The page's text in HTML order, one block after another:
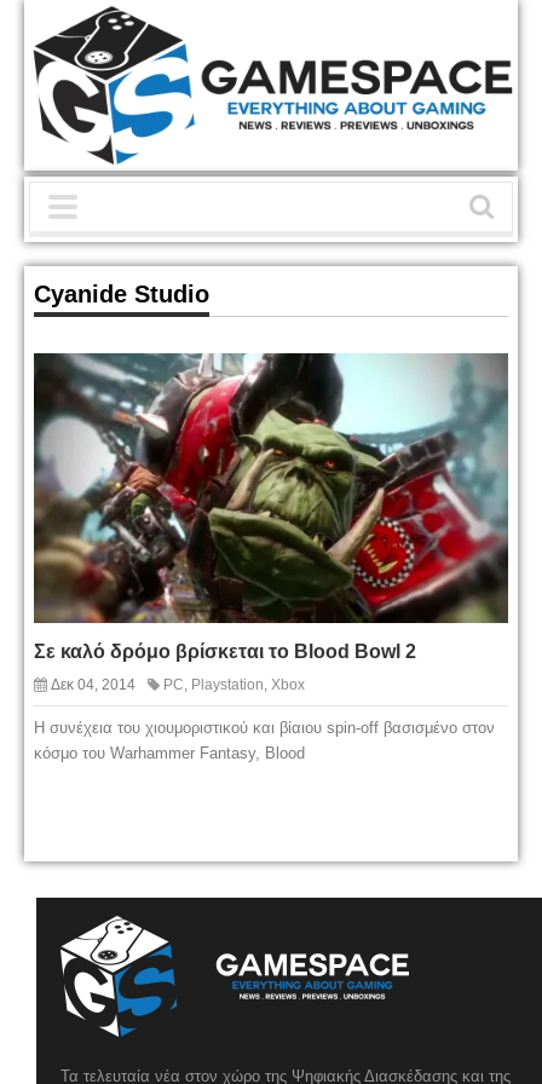
Cyanide Studio
Σε καλό δρόμο βρίσκεται το Blood Bowl 2
Δεκ 04, 2014 PC, Playstation, Xbox
Η συνέχεια του χιουμοριστικού και βίαιου spin-off βασισμένο στον
κόσμο του Warhammer Fantasy, Blood
Τα τελευταία νέα στον χώρο της Ψηφιακής Διασκέδασης και της